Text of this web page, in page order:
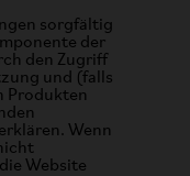
sorgfältig
der
den Zugriff
und (falls
Produkten
Wenn
Website